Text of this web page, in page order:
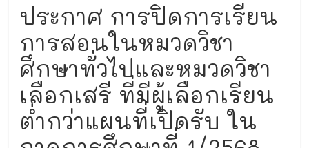
ประกาศ การปิดการเรียน
การสอนในหมวดวิชา
ศึกษาทั่วไปและหมวดวิชา
เลือกเสรี ที่มีผู้เลือกเรียน
ต่ำกว่าแผนที่เปิดรับ ใน